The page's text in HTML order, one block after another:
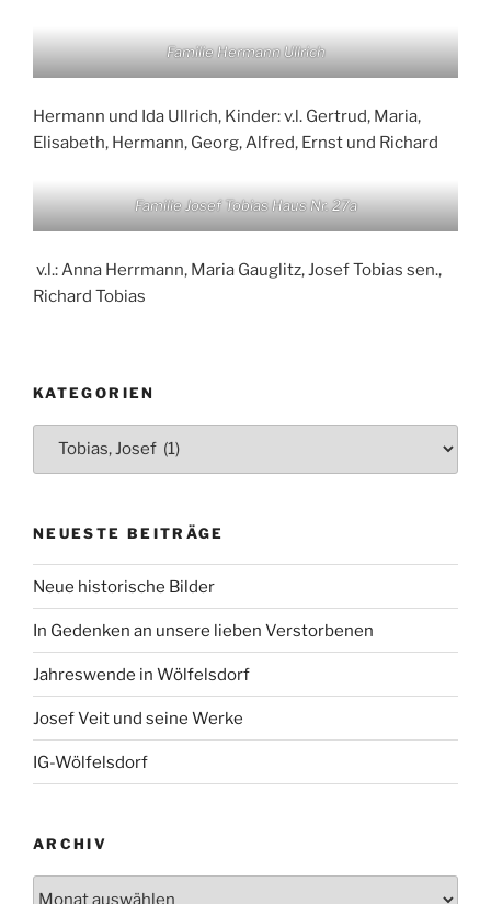
Familie Hermann Ullrich
Hermann und Ida Ullrich, Kinder: v.l. Gertrud, Maria,
Elisabeth, Hermann, Georg, Alfred, Ernst und Richard
Familie Josef Tobias Haus Nr. 27a
v.l.: Anna Herrmann, Maria Gauglitz, Josef Tobias sen.,
Richard Tobias
KATEGORIEN
NEUESTE BEITRÄGE
Neue historische Bilder
In Gedenken an unsere lieben Verstorbenen
Jahreswende in Wölfelsdorf
Josef Veit und seine Werke
IG-Wölfelsdorf
ARCHIV